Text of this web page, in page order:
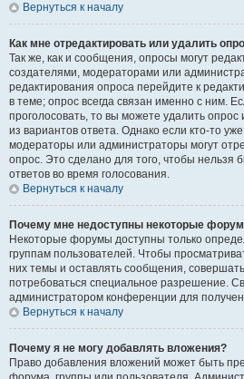
Вернуться к началу
Как мне отредактировать или удалить
Так же, как и сообщения, опросы могут
создателями, модераторами или
редактирования опроса перейдите к
в теме; опрос всегда связан именно с ним.
проголосовать, то вы можете удалить
из вариантов ответа. Однако если кто-то
модераторы или администраторы могут
опрос. Это сделано для того, чтобы нельзя
ответов во время голосования.
Вернуться к началу
Почему мне недоступны некоторые
Некоторые форумы доступны только
группам пользователей. Чтобы
них темы и оставлять сообщения,
потребоваться специальное разрешение.
администратором конференции для
Вернуться к началу
Почему я не могу добавлять вложения?
Право добавления вложений может быть